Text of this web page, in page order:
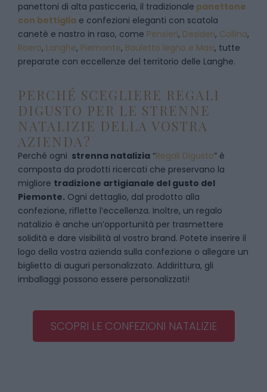
panettoni di alta pasticceria, il tradizionale panettone
con bottiglia e confezioni eleganti con scatola
canetè e nastro in raso, come Pensieri, Desideri, Collina,
Roero, Langhe, Piemonte, Bauletto legno e Maxi, tutte
preparate con eccellenze del territorio delle Langhe.
PERCHÉ SCEGLIERE REGALI
DIGUSTO PER LE STRENNE
NATALIZIE DELLA VOSTRA
AZIENDA?
Perché ogni strenna natalizia “Regali Digusto” è
composta da prodotti ricercati che preservano la
migliore tradizione artigianale del gusto del
Piemonte. Ogni dettaglio, dal prodotto alla
confezione, riflette l’eccellenza. Inoltre, un regalo
natalizio è anche un’opportunità per trasmettere
solidità e dare visibilità al vostro brand. Potete inserire il
logo della vostra azienda sulla confezione o allegare un
biglietto di auguri personalizzato. Addirittura, gli
imballaggi possono essere personalizzati!
SCOPRI LE CONFEZIONI NATALIZIE